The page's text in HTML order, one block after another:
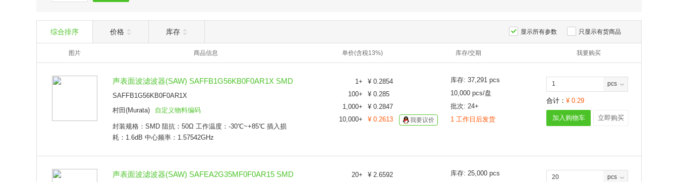
SMD,1.4*1.8mm
SMD,0.9*1.1mm
SMD,1.1*1.4mm
综合排序 价格 库存 显示所有参数 只显示有货商品
图片 商品信息 单价(含税13%) 库存/交期 我要购买
声表面波滤波器(SAW) SAFFB1G56KB0F0AR1X SMD
SAFFB1G56KB0F0AR1X
村田(Murata)
自定义物料编码
封装规格：SMD 阻抗：50Ω 工作温度：-30℃~+85℃ 插入损
耗：1.6dB 中心频率：1.57542GHz
1+ ¥ 0.2854
100+ ¥ 0.285
1,000+ ¥ 0.2847
10,000+ ¥ 0.2613 我要议价
库存: 37,291 pcs
10,000 pcs/盘
批次: 24+
1 工作日后发货
pcs
合计： ¥ 0.29
加入购物车 立即购买
声表面波滤波器(SAW) SAFEA2G35MF0F0AR15 SMD 20+ ¥ 2.6592
库存: 25,000 pcs
pcs